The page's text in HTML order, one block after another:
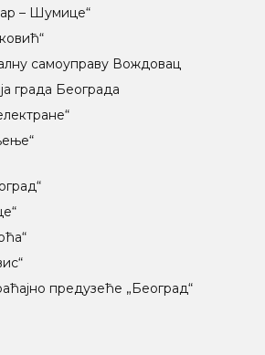
– Шумице“
самоуправу Вождовац
града Београда
предузеће „Београд“